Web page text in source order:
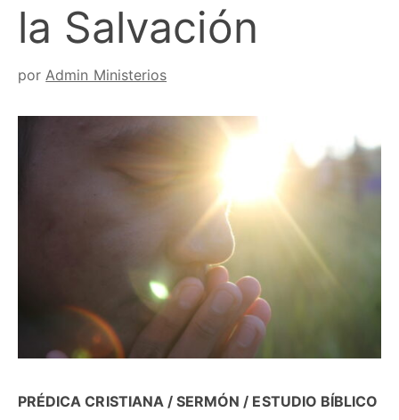
la Salvación
porAdmin Ministerios
PRÉDICA CRISTIANA / SERMÓN / ESTUDIO BÍBLICO